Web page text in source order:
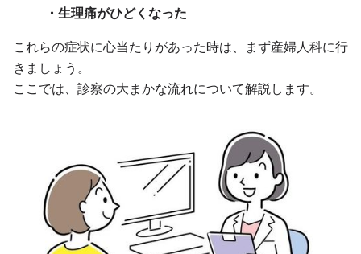
・生理痛がひどくなった
これらの症状に心当たりがあった時は、まず産婦人科に行
きましょう。
ここでは、診察の大まかな流れについて解説します。